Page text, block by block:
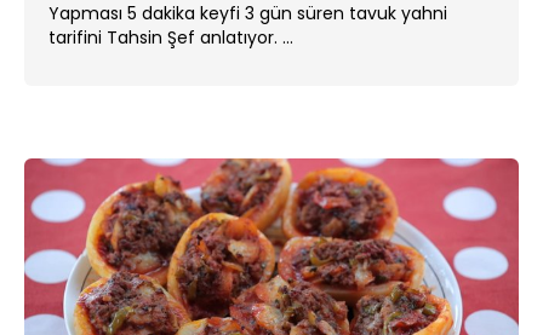
Yapması 5 dakika keyfi 3 gün süren tavuk yahni
tarifini Tahsin Şef anlatıyor. ...